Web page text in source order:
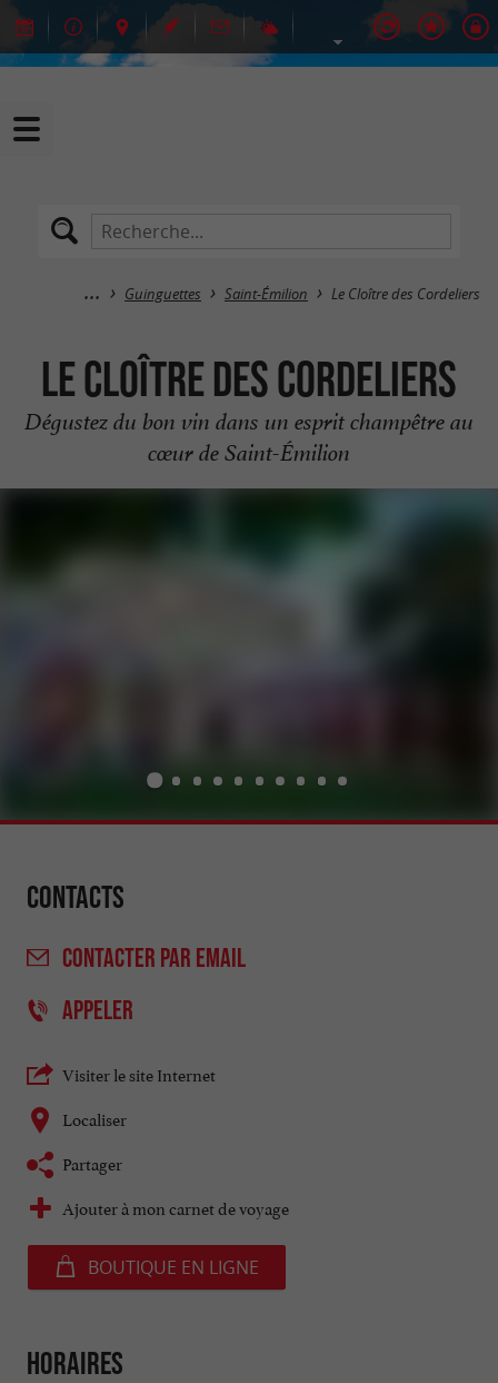
Guinguettes Saint-Émilion Le Cloître des Cordeliers
Le Cloître des Cordeliers
Dégustez du bon vin dans un esprit champêtre au
cœur de Saint-Émilion
Contacts
CONTACTER PAR EMAIL
APPELER
Visiter le site Internet
Localiser
Partager
Ajouter à mon carnet de voyage
BOUTIQUE EN LIGNE
Horaires